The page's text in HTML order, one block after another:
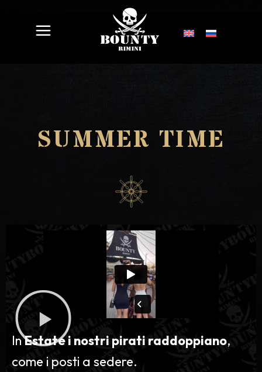
SUMMER TIME
InEstate i nostri pirati raddoppiano,
come i posti a sedere.